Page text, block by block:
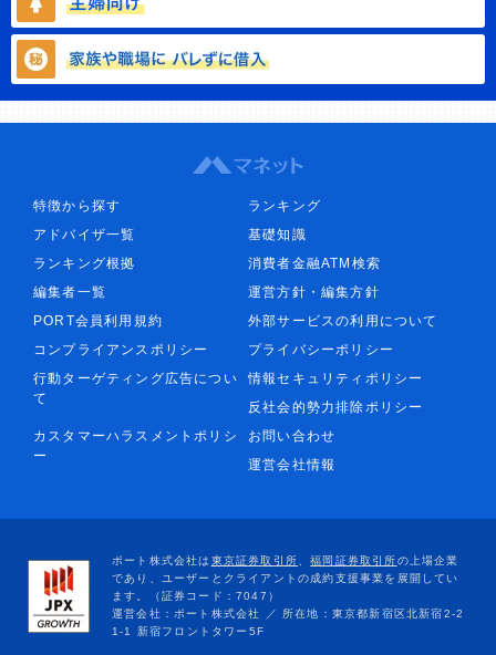
特徴から探す
ランキング
アドバイザ一覧
基礎知識
ランキング根拠
消費者金融ATM検索
編集者一覧
運営方針・編集方針
PORT会員利用規約
外部サービスの利用について
コンプライアンスポリシー
プライバシーポリシー
行動ターゲティング広告につい
て
情報セキュリティポリシー
反社会的勢力排除ポリシー
カスタマーハラスメントポリシ
ー
お問い合わせ
運営会社情報